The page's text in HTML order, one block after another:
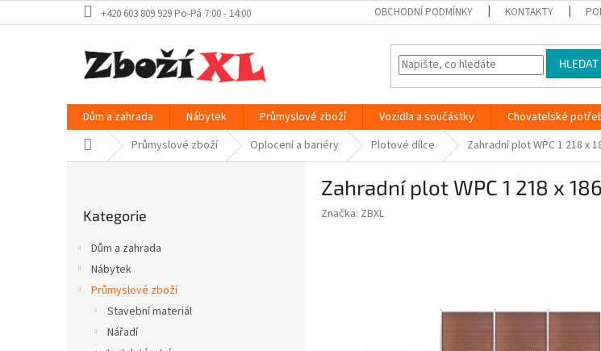
na
+420 603 809 929 Po-Pá 7:00 - 14:00 OBCHODNÍ PODMÍNKY KONTAKTY
HLEDAT
Dům a zahrada Nábytek Průmyslové zboží Vozidla a součástky Chovatelské
Domů Průmyslové zboží Oplocení a bariéry Plotové dílce Zahradní plot WPC 1 218 x
kategorie
Kategorie
Dům a zahrada
Nábytek
Průmyslové zboží
Stavební materiál
Nářadí
Zahradní plot WPC 1 218 x
Značka: ZBXL